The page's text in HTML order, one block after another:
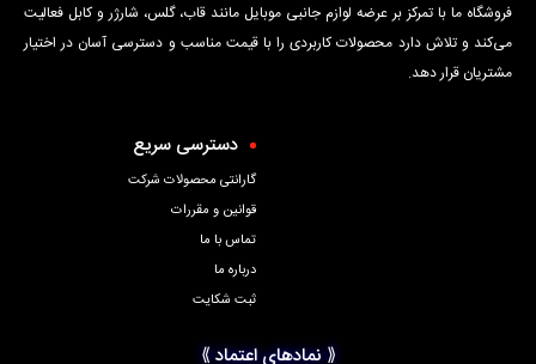
فروشگاه ما با تمرکز بر عرضه لوازم جانبی موبایل مانند قاب، گلس، شارژر و کابل فعالیت
می‌کند و تلاش دارد محصولات کاربردی را با قیمت مناسب و دسترسی آسان در اختیار
مشتریان قرار دهد.
دسترسی سریع
گارانتی محصولات شرکت
قوانین و مقررات
تماس با ما
درباره ما
ثبت شکایت
⟪ نمادهای اعتماد ⟫